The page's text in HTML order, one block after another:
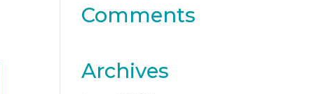
Comments
Archives